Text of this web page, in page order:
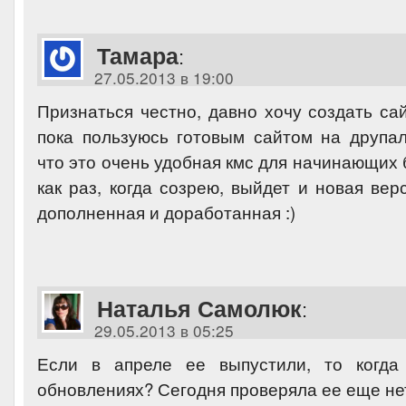
Тамара:
27.05.2013 в 19:00
Признаться честно, давно хочу создать
пока пользуюсь готовым сайтом на
что это очень удобная кмс для начинающих
как раз, когда созрею, выйдет и новая
дополненная и доработанная :)
Наталья Самолюк:
29.05.2013 в 05:25
Если в апреле ее выпустили, то
обновлениях? Сегодня проверяла ее еще